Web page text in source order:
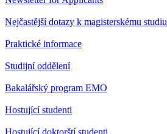
Nejčastější dotazy k magisterskému studiu
Praktické informace
Studijní oddělení
Bakalářský program EMO
Hostující studenti
Hostující doktorští studenti